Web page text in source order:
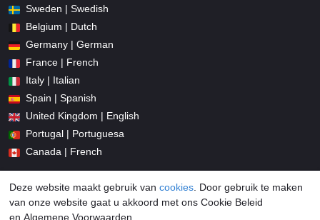
Sweden | Swedish
Belgium | Dutch
Germany | German
France | French
Italy | Italian
Spain | Spanish
United Kingdom | English
Portugal | Portuguesa
Canada | French
Deze website maakt gebruik van cookies . Door gebruik te maken
van onze website gaat u akkoord met ons Cookie Beleid
en Algemene Voorwaarden.